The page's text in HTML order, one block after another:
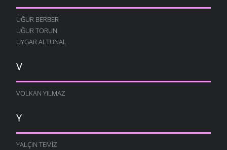
UĞUR BERBER
UĞUR TORUN
UYGAR ALTUNAL
V
VOLKAN YILMAZ
Y
YALÇIN TEMIZ